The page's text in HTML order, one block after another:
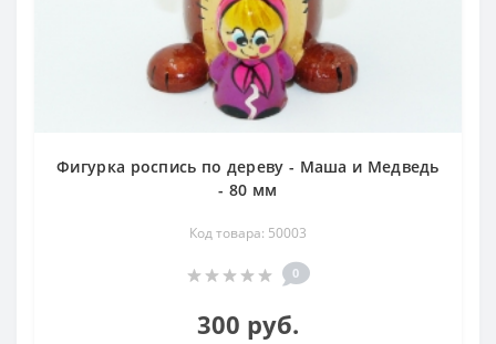
Фигурка роспись по дереву - Маша и Медведь
- 80 мм
Код товара: 50003
0
300 руб.